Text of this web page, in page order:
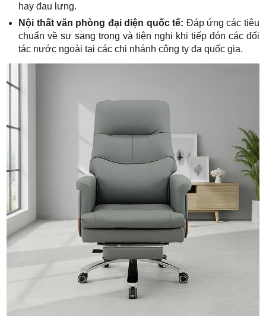
hay đau lưng.
Nội thất văn phòng đại diện quốc tế: Đáp ứng các tiêu
chuẩn về sự sang trọng và tiện nghi khi tiếp đón các đối
tác nước ngoài tại các chi nhánh công ty đa quốc gia.